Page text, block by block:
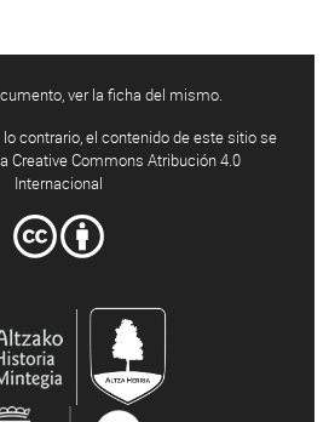
ver la ficha del mismo.
contrario, el contenido de este sitio se
Creative Commons Atribución 4.0
Internacional